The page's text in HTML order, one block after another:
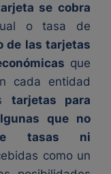
se cobra
o tasa de
de las tarjetas
que
cada entidad
tarjetas para
que no
tasas ni
como un